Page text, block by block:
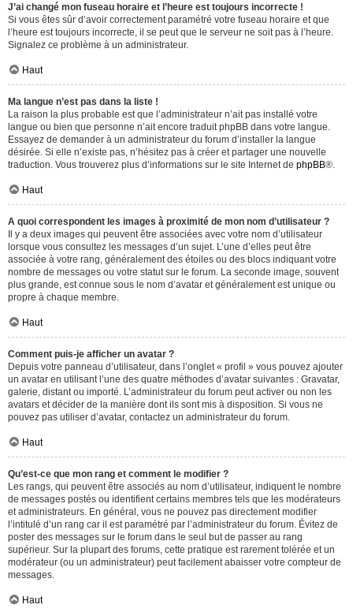
J’ai changé mon fuseau horaire et l’heure est toujours incorrecte !
Si vous êtes sûr d’avoir correctement paramétré votre fuseau horaire et que
l’heure est toujours incorrecte, il se peut que le serveur ne soit pas à l’heure.
Signalez ce problème à un administrateur.
Haut
Ma langue n’est pas dans la liste !
La raison la plus probable est que l’administrateur n’ait pas installé votre
langue ou bien que personne n’ait encore traduit phpBB dans votre langue.
Essayez de demander à un administrateur du forum d’installer la langue
désirée. Si elle n’existe pas, n’hésitez pas à créer et partager une nouvelle
traduction. Vous trouverez plus d’informations sur le site Internet de phpBB®.
Haut
A quoi correspondent les images à proximité de mon nom d’utilisateur ?
Il y a deux images qui peuvent être associées avec votre nom d’utilisateur
lorsque vous consultez les messages d’un sujet. L’une d’elles peut être
associée à votre rang, généralement des étoiles ou des blocs indiquant votre
nombre de messages ou votre statut sur le forum. La seconde image, souvent
plus grande, est connue sous le nom d’avatar et généralement est unique ou
propre à chaque membre.
Haut
Comment puis-je afficher un avatar ?
Depuis votre panneau d’utilisateur, dans l’onglet « profil » vous pouvez ajouter
un avatar en utilisant l’une des quatre méthodes d’avatar suivantes : Gravatar,
galerie, distant ou importé. L’administrateur du forum peut activer ou non les
avatars et décider de la manière dont ils sont mis à disposition. Si vous ne
pouvez pas utiliser d’avatar, contactez un administrateur du forum.
Haut
Qu’est-ce que mon rang et comment le modifier ?
Les rangs, qui peuvent être associés au nom d’utilisateur, indiquent le nombre
de messages postés ou identifient certains membres tels que les modérateurs
et administrateurs. En général, vous ne pouvez pas directement modifier
l’intitulé d’un rang car il est paramétré par l’administrateur du forum. Évitez de
poster des messages sur le forum dans le seul but de passer au rang
supérieur. Sur la plupart des forums, cette pratique est rarement tolérée et un
modérateur (ou un administrateur) peut facilement abaisser votre compteur de
messages.
Haut